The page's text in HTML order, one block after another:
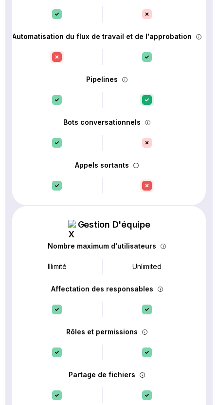
Automatisation du flux de travail et de l'approbation
Pipelines
Bots conversationnels
Appels sortants
Gestion D'équipe
Nombre maximum d'utilisateurs
Illimité Unlimited
Affectation des responsables
Rôles et permissions
Partage de fichiers